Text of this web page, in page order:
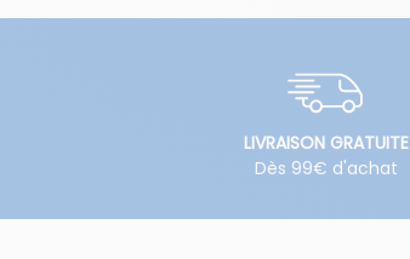
LIVRAISON GRATUITE
Dès 99€ d'achat